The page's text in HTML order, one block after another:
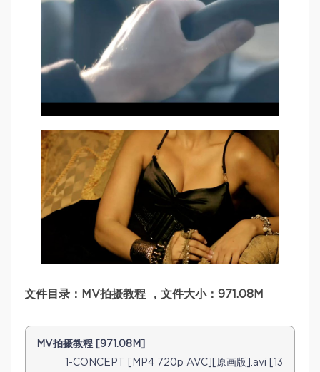
文件目录：MV拍摄教程 ，文件大小：971.08M
MV拍摄教程 [971.08M]
1-CONCEPT [MP4 720p AVC][原画版].avi [13